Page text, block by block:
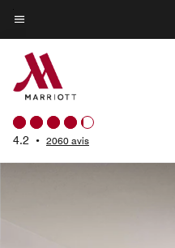
Skip
to
main
content
Texte du menu
4.2 • 2060 avis